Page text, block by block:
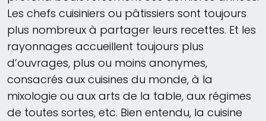
Les chefs cuisiniers ou pâtissiers sont toujours
plus nombreux à partager leurs recettes. Et les
rayonnages accueillent toujours plus
d’ouvrages, plus ou moins anonymes,
consacrés aux cuisines du monde, à la
mixologie ou aux arts de la table, aux régimes
de toutes sortes, etc. Bien entendu, la cuisine